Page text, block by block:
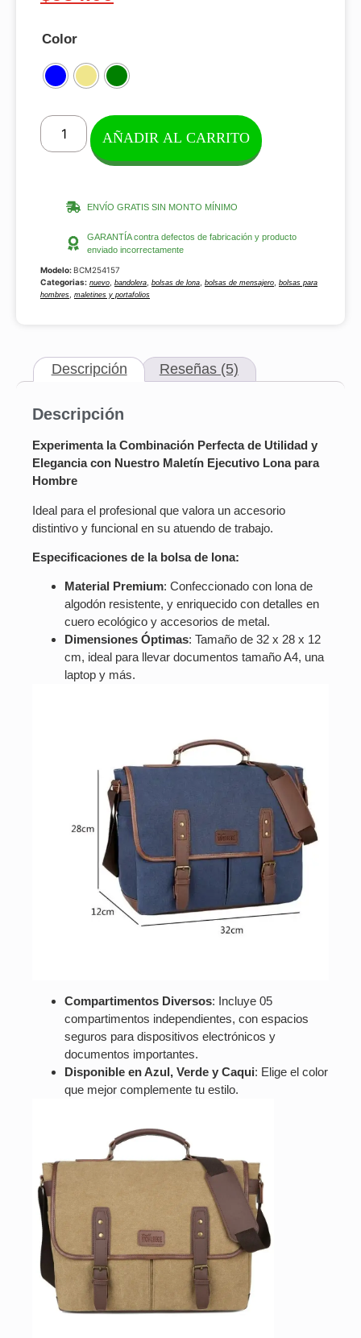
Color
AÑADIR AL CARRITO
ENVÍO GRATIS SIN MONTO MÍNIMO
GARANTÍA contra defectos de fabricación y producto
enviado incorrectamente
Modelo:BCM254157
Categorias: nuevo bandolera bolsas de lona bolsas de mensajero bolsas para
hombres maletines y portafolios
Descripción Reseñas (5)
Descripción
Experimenta la Combinación Perfecta de Utilidad y
Elegancia con Nuestro Maletín Ejecutivo Lona para
Hombre
Ideal para el profesional que valora un accesorio
distintivo y funcional en su atuendo de trabajo.
Especificaciones de la bolsa de lona:
Material Premium: Confeccionado con lona de
algodón resistente, y enriquecido con detalles en
cuero ecológico y accesorios de metal.
Dimensiones Óptimas: Tamaño de 32 x 28 x 12
cm, ideal para llevar documentos tamaño A4, una
laptop y más.
Compartimentos Diversos: Incluye 05
compartimentos independientes, con espacios
seguros para dispositivos electrónicos y
documentos importantes.
Disponible en Azul, Verde y Caqui: Elige el color
que mejor complemente tu estilo.